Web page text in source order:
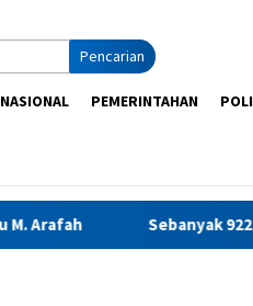
Pencarian
NASIONAL PEMERINTAHAN
Sebanyak 922 Narapidana